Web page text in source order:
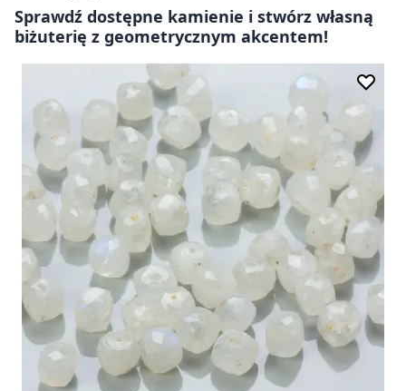
Sprawdź dostępne kamienie i stwórz własną
biżuterię z geometrycznym akcentem!